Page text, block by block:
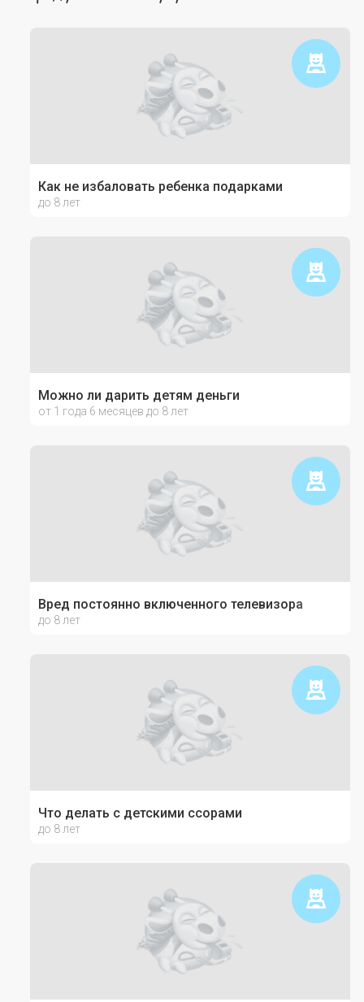
Как не избаловать ребенка подарками
до 8 лет
Можно ли дарить детям деньги
от 1 года 6 месяцев до 8 лет
Вред постоянно включенного телевизора
до 8 лет
Что делать с детскими ссорами
до 8 лет